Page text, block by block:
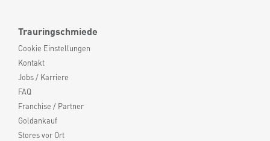
Trauringschmiede
Cookie Einstellungen
Kontakt
Jobs / Karriere
FAQ
Franchise / Partner
Goldankauf
Stores vor Ort